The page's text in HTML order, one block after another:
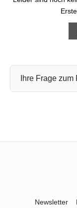
Ihre Frage zum
Newsletter